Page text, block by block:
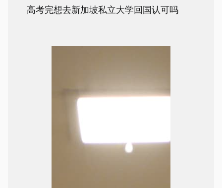
高考完想去新加坡私立大学回国认可吗